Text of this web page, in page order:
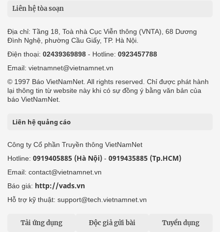
Liên hệ tòa soạn
Địa chỉ: Tầng 18, Toà nhà Cục Viễn thông (VNTA), 68 Dương
Đình Nghệ, phường Cầu Giấy, TP. Hà Nội.
Điện thoại: 02439369898 - Hotline: 0923457788
Email: vietnamnet@vietnamnet.vn
© 1997 Báo VietNamNet. All rights reserved. Chỉ được phát hành
lại thông tin từ website này khi có sự đồng ý bằng văn bản của
báo VietNamNet.
Liên hệ quảng cáo
Công ty Cổ phần Truyền thông VietNamNet
Hotline: 0919405885 (Hà Nội) - 0919435885 (Tp.HCM)
Email: contact@vietnamnet.vn
Báo giá: http://vads.vn
Hỗ trợ kỹ thuật: support@tech.vietnamnet.vn
Tải ứng dụng Độc giả gửi bài Tuyển dụng